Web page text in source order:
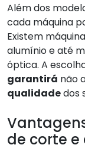
Além dos
cada máquina
Existem
alumínio e até
óptica. A
garantirá não
qualidadedos
de corte